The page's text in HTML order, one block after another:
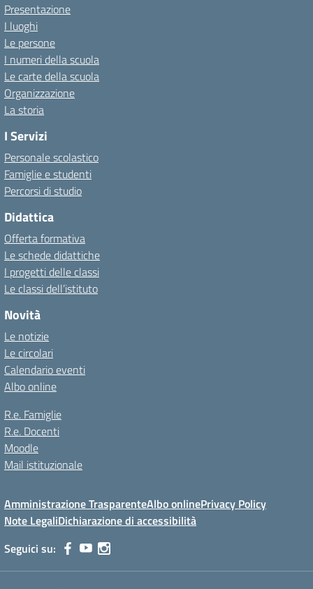
Presentazione
I luoghi
Le persone
I numeri della scuola
Le carte della scuola
Organizzazione
La storia
I Servizi
Personale scolastico
Famiglie e studenti
Percorsi di studio
Didattica
Offerta formativa
Le schede didattiche
I progetti delle classi
Le classi dell’istituto
Novità
Le notizie
Le circolari
Calendario eventi
Albo online
R.e. Famiglie
R.e. Docenti
Moodle
Mail istituzionale
Amministrazione TrasparenteAlbo onlinePrivacy Policy
Note LegaliDichiarazione di accessibilità
Seguici su: